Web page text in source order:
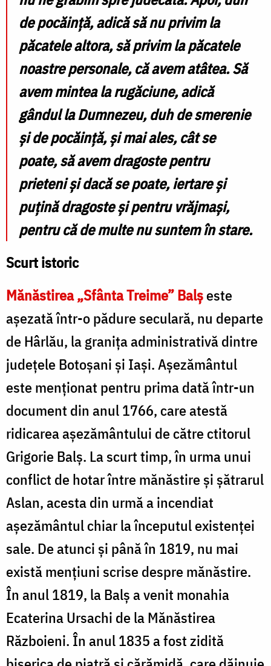
de pocăință, adică să nu privim la
păcatele altora, să privim la păcatele
noastre personale, că avem atâtea. Să
avem mintea la rugăciune, adică
gândul la Dumnezeu, duh de smerenie
și de pocăință, și mai ales, cât se
poate, să avem dragoste pentru
prieteni și dacă se poate, iertare și
puțină dragoste și pentru vrăjmași,
pentru că de multe nu suntem în stare.
Scurt istoric
Mănăstirea „Sfânta Treime” Balșeste
așezată într-o pădure seculară, nu departe
de Hârlău, la granița administrativă dintre
județele Botoșani și Iași. Așezământul
este menționat pentru prima dată într-un
document din anul 1766, care atestă
ridicarea așezământului de către ctitorul
Grigorie Balș. La scurt timp, în urma unui
conflict de hotar între mănăstire și șătrarul
Aslan, acesta din urmă a incendiat
așezământul chiar la începutul existenței
sale. De atunci și până în 1819, nu mai
există mențiuni scrise despre mănăstire.
În anul 1819, la Balș a venit monahia
Ecaterina Ursachi de la Mănăstirea
Războieni. În anul 1835 a fost zidită